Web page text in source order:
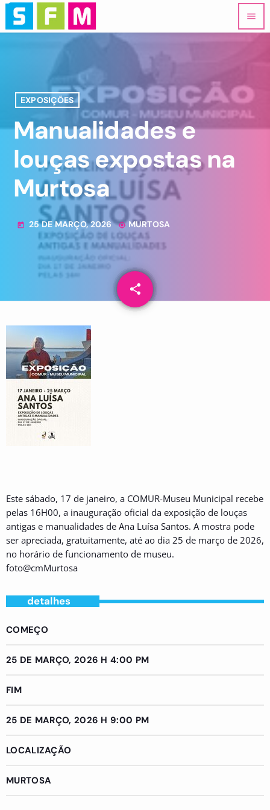
menu
EXPOSIÇÕES
Manualidades e
louças expostas na
Murtosa
today 25 DE MARÇO, 2026 my_location MURTOSA
share
email
Este sábado, 17 de janeiro, a COMUR-Museu Municipal recebe
pelas 16H00, a inauguração oficial da exposição de louças
antigas e manualidades de Ana Luísa Santos. A mostra pode
ser apreciada, gratuitamente, até ao dia 25 de março de 2026,
no horário de funcionamento de museu.
foto@cmMurtosa
detalhes
COMEÇO
25 DE MARÇO, 2026 H 4:00 PM
FIM
25 DE MARÇO, 2026 H 9:00 PM
LOCALIZAÇÃO
MURTOSA